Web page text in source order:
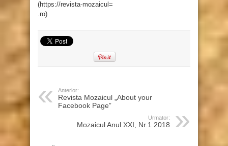
(https://revista-mozaicul=
.ro)
Anterior:
Revista Mozaicul „About your
Facebook Page”
Urmator:
Mozaicul Anul XXI, Nr.1 2018